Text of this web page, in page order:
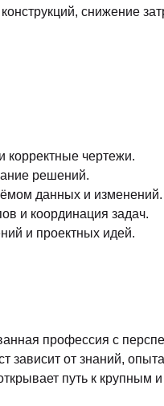
снижение
чертежи.
решений.
данных и изменений.
и координация задач.
и проектных идей.
профессия с
зависит от знаний,
путь к крупным